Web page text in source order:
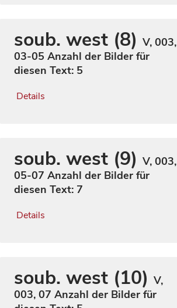
soub. west (8) V, 003,
03-05 Anzahl der Bilder für
diesen Text: 5
Details
soub. west (9) V, 003,
05-07 Anzahl der Bilder für
diesen Text: 7
Details
soub. west (10) V,
003, 07 Anzahl der Bilder für